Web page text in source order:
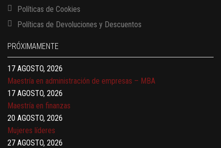
Políticas de Cookies
Políticas de Devoluciones y Descuentos
PRÓXIMAMENTE
13 AGOSTO, 2026
17 AGOSTO, 2026
Gerencia de empresas familiares
17 AGOSTO, 2026
Maestría en administración de empresas – MBA
17 AGOSTO, 2026
Maestría en finanzas
20 AGOSTO, 2026
Mujeres líderes
27 AGOSTO, 2026